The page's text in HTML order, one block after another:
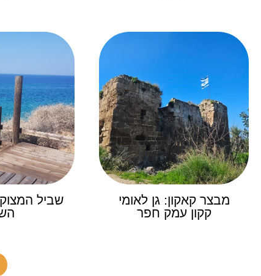
מבצר קאקון: גן לאומי
קקון עמק חפר
שביל